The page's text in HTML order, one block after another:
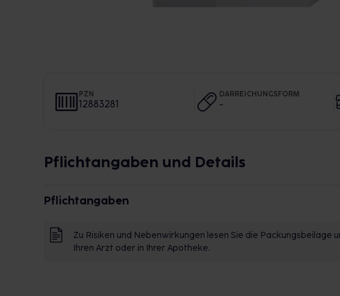
PZN
12883281
DARREICHUNGSFORM
-
Pflichtangaben und Details
Pflichtangaben
Zu Risiken und Nebenwirkungen lesen Sie die Packungsbeilage
Ihren Arzt oder in Ihrer Apotheke.